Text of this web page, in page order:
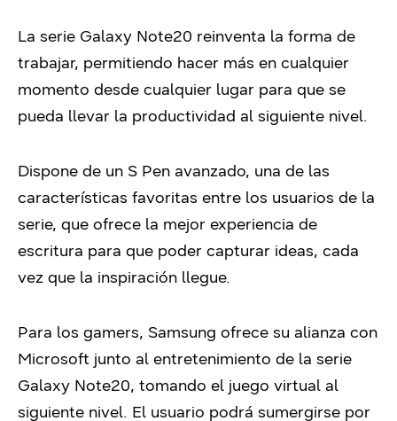
La serie Galaxy Note20 reinventa la forma de
trabajar, permitiendo hacer más en cualquier
momento desde cualquier lugar para que se
pueda llevar la productividad al siguiente nivel.
Dispone de un S Pen avanzado, una de las
características favoritas entre los usuarios de la
serie, que ofrece la mejor experiencia de
escritura para que poder capturar ideas, cada
vez que la inspiración llegue.
Para los gamers, Samsung ofrece su alianza con
Microsoft junto al entretenimiento de la serie
Galaxy Note20, tomando el juego virtual al
siguiente nivel. El usuario podrá sumergirse por